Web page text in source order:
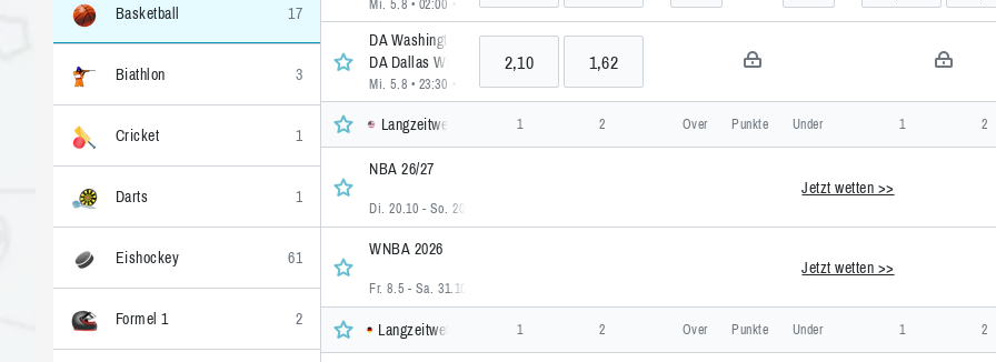
Basketball 17
Biathlon 3
Cricket 1
Darts 1
Eishockey 61
Formel 1 2
Mi. 5.8 • 02:00 • 4 >>
DA Washington Mystics
DA Dallas Wings
Mi. 5.8 • 23:30 • 1 >>
2,10 1,62
Langzeitwetten, USA 1 2 Over Punkte Under 1 2
NBA 26/27
Di. 20.10 - So. 20.6
Jetzt wetten >>
WNBA 2026
Fr. 8.5 - Sa. 31.10
Jetzt wetten >>
Langzeitwetten, Deutschland
1 2 Over Punkte Under 1 2